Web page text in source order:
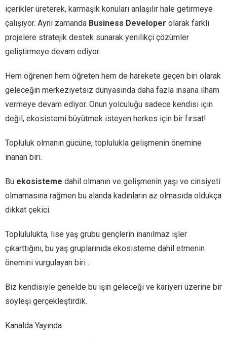
içerikler üreterek, karmaşık konuları anlaşılır hale getirmeye
çalışıyor. Aynı zamanda Business Developer olarak farklı
projelere stratejik destek sunarak yenilikçi çözümler
geliştirmeye devam ediyor.
Hem öğrenen hem öğreten hem de harekete geçen biri olarak
geleceğin merkeziyetsiz dünyasında daha fazla insana ilham
vermeye devam ediyor. Onun yolculuğu sadece kendisi için
değil, ekosistemi büyütmek isteyen herkes için bir fırsat!
Topluluk olmanın gücüne, toplulukla gelişmenin önemine
inanan biri.
Bu ekosisteme dahil olmanın ve gelişmenin yaşı ve cinsiyeti
olmamasına rağmen bu alanda kadınların az olmasıda oldukça
dikkat çekici.
Toplululukta, lise yaş grubu gençlerin inanılmaz işler
çıkarttığını, bu yaş gruplarınıda ekosisteme dahil etmenin
önemini vurgulayan biri ..
Biz kendisiyle genelde bu işin geleceği ve kariyeri üzerine bir
söyleşi gerçekleştirdik.
Kanalda Yayında